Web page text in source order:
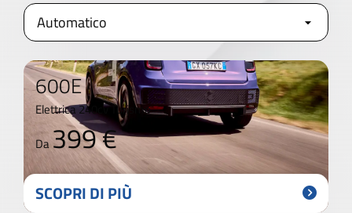
600E
Elettrica 240cv Turismo
Da 399 €
SCOPRI DI PIÙ